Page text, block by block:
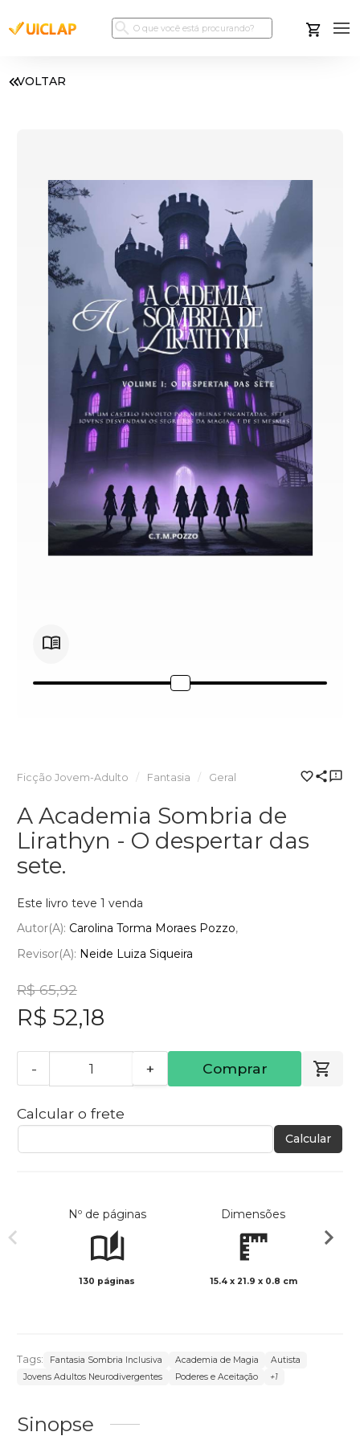
VOLTAR
Ficção Jovem-Adulto Fantasia Geral
A Academia Sombria de
Lirathyn - O despertar das
sete.
Este livro teve 1 venda
Autor(a): Carolina Torma Moraes Pozzo
Revisor(a): Neide Luiza Siqueira
R$ 65,92
R$ 52,18
- + Comprar
Calcular o frete
Calcular
Nº de páginas
130 páginas
Dimensões
15.4 x 21.9 x 0.8 cm
Tags: Fantasia Sombria Inclusiva Academia de Magia
Autista
Jovens Adultos Neurodivergentes
Poderes e Aceitação +1
Sinopse